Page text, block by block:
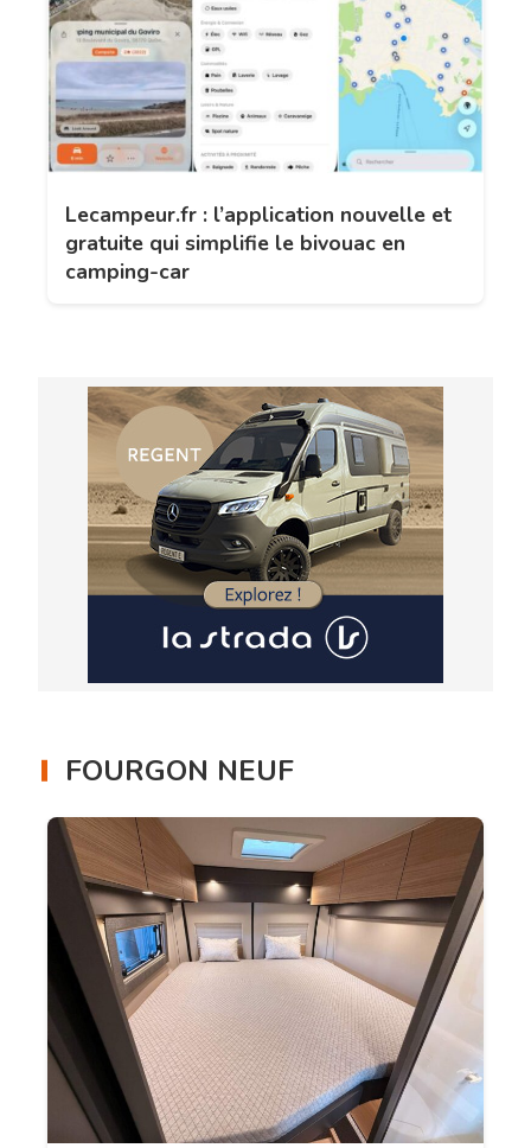
Lecampeur.fr : l’application nouvelle et
gratuite qui simplifie le bivouac en
camping-car
FOURGON NEUF